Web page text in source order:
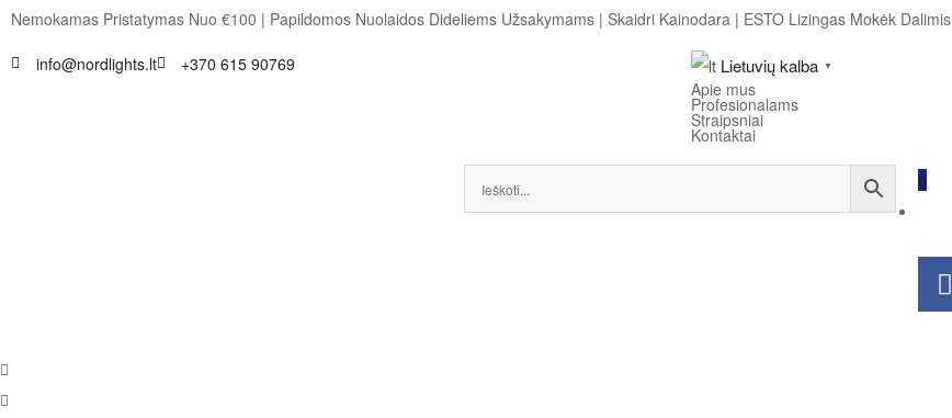
Nemokamas Pristatymas Nuo €100 | Papildomos Nuolaidos Dideliems Užsakymams | Skaidri Kainodara | ESTO Lizingas Mokėk Dalimis
info@nordlights.lt +370 615 90769 Lietuvių kalba ▼
Apie mus
Profesionalams
Straipsniai
Kontaktai
0